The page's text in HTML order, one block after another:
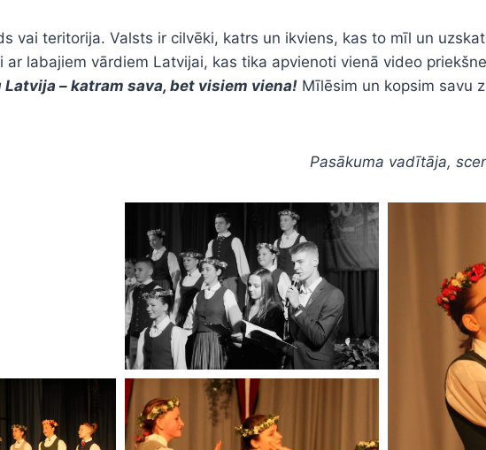
vai teritorija. Valsts ir cilvēki, katrs un ikviens, kas to mīl un
ar labajiem vārdiem Latvijai, kas tika apvienoti vienā video
Latvija – katram sava, bet visiem viena! Mīlēsim un kopsim savu
Pasākuma vadītāja,